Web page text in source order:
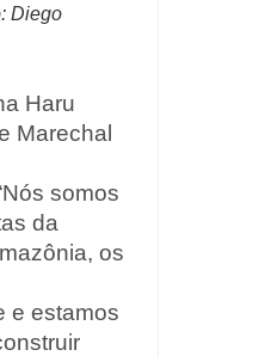
Diego
Haru
Marechal
somos
da
os
e estamos